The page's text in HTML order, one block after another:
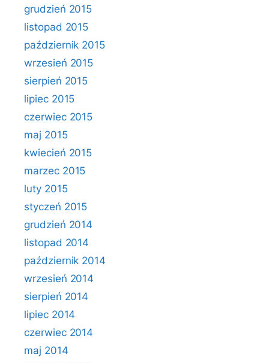
grudzień 2015
listopad 2015
październik 2015
wrzesień 2015
sierpień 2015
lipiec 2015
czerwiec 2015
maj 2015
kwiecień 2015
marzec 2015
luty 2015
styczeń 2015
grudzień 2014
listopad 2014
październik 2014
wrzesień 2014
sierpień 2014
lipiec 2014
czerwiec 2014
maj 2014